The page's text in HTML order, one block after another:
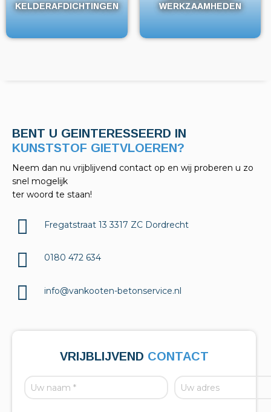
KELDERAFDICHTINGEN
KELDERAFDICHTINGEN
WERKZAAMHEDEN
WERKZAAMHEDEN
BENT U GEINTERESSEERD IN
KELDERAFDICHTINGEN?
Neem dan nu vrijblijvend contact op en wij proberen u zo
snel mogelijk
ter woord te staan!
Fregatstraat 13 3317 ZC Dordrecht
0180 472 634
info@vankooten-betonservice.nl
VRIJBLIJVEND CONTACT